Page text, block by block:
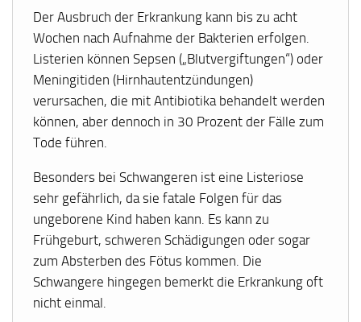
Der Ausbruch der Erkrankung kann bis zu acht
Wochen nach Aufnahme der Bakterien erfolgen.
Listerien können Sepsen („Blutvergiftungen“) oder
Meningitiden (Hirnhautentzündungen)
verursachen, die mit Antibiotika behandelt werden
können, aber dennoch in 30 Prozent der Fälle zum
Tode führen.
Besonders bei Schwangeren ist eine Listeriose
sehr gefährlich, da sie fatale Folgen für das
ungeborene Kind haben kann. Es kann zu
Frühgeburt, schweren Schädigungen oder sogar
zum Absterben des Fötus kommen. Die
Schwangere hingegen bemerkt die Erkrankung oft
nicht einmal.